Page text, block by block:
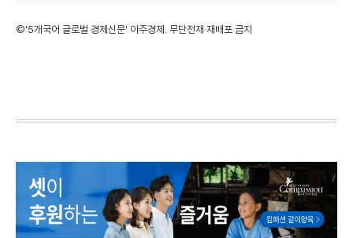
©'5개국어 글로벌 경제신문' 아주경제. 무단전재·재배포 금지